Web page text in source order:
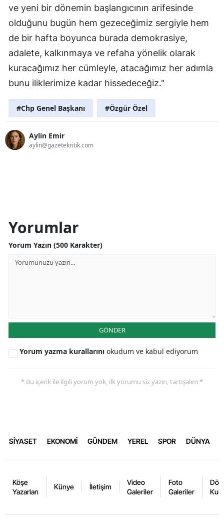
ve yeni bir dönemin başlangıcının arifesinde
olduğunu bugün hem gezeceğimiz sergiyle hem
de bir hafta boyunca burada demokrasiye,
adalete, kalkınmaya ve refaha yönelik olarak
kuracağımız her cümleyle, atacağımız her adımla
bunu iliklerimize kadar hissedeceğiz."
#Chp Genel Başkanı #Özgür Özel
Aylin Emir
aylin@gazetekritik.com
Yorumlar
Yorum Yazın (500 Karakter)
GÖNDER
Yorum yazma kurallarını okudum ve kabul ediyorum
* Bu içerik ile ilgili yorum yok, ilk yorumu siz yazın, tartışalım *
SİYASET EKONOMİ GÜNDEM YEREL SPOR DÜNYA
Köşe
Yazarları
Künye İletişim
Video
Galeriler
Foto
Galeriler